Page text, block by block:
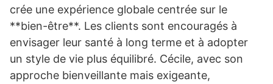
crée une expérience globale centrée sur le
**bien-être**. Les clients sont encouragés à
envisager leur santé à long terme et à adopter
un style de vie plus équilibré. Cécile, avec son
approche bienveillante mais exigeante,